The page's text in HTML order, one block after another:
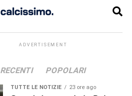
ADVERTISEMENT
RECENTI POPOLARI
TUTTE LE NOTIZIE 23 ore ago